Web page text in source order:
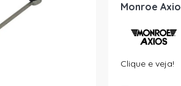
Monroe
Clique e veja!